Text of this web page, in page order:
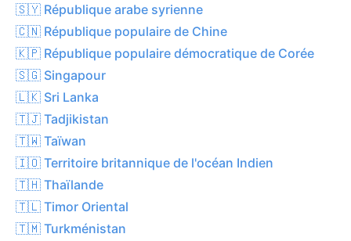
🇸🇾 République arabe syrienne
🇨🇳 République populaire de Chine
🇰🇵 République populaire démocratique de Corée
🇸🇬 Singapour
🇱🇰 Sri Lanka
🇹🇯 Tadjikistan
🇹🇼 Taïwan
🇮🇴 Territoire britannique de l'océan Indien
🇹🇭 Thaïlande
🇹🇱 Timor Oriental
🇹🇲 Turkménistan